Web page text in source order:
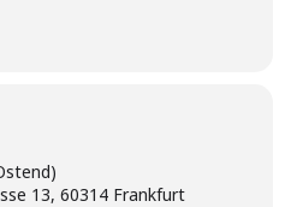
Leihgebühr von €10 zur
13, 60314 Frankfurt